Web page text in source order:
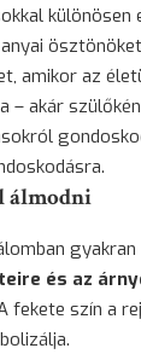
amikor az
– akár
álmodni
gyakran
és az
fekete szín a